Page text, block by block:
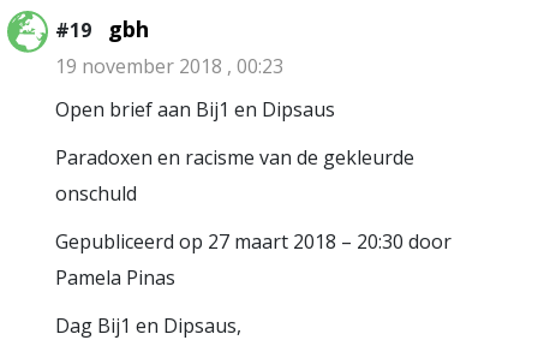
#19 gbh
19 november 2018 , 00:23
Open brief aan Bij1 en Dipsaus
Paradoxen en racisme van de gekleurde
onschuld
Gepubliceerd op 27 maart 2018 – 20:30 door
Pamela Pinas
Dag Bij1 en Dipsaus,